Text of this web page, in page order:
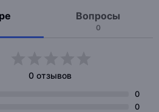
Вопросы
0
0 отзывов
0
0